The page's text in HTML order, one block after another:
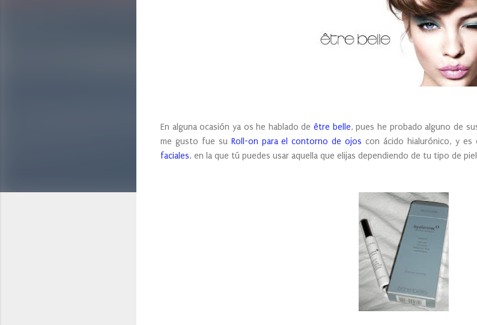
En alguna ocasión ya os he hablado deêtre belle, pues he probado alguno de
me gusto fue su Roll-on para el contorno de ojos con ácido hialurónico, y es
faciales, en la que tú puedes usar aquella que elijas dependiendo de tu tipo de